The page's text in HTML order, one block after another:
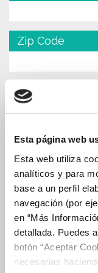
Esta página web
Esta web utiliza
analíticos y para
base a un perfil
navegación (por
en “Más
detallada. Puedes
botón “Aceptar
necesarias
Zip Code
Sex
Birthday date
Family situation
I have read and